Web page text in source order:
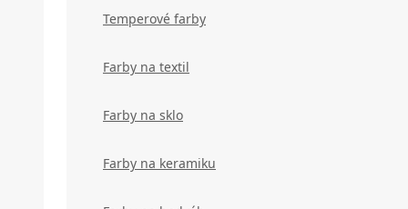
Temperové farby
Farby na textil
Farby na sklo
Farby na keramiku